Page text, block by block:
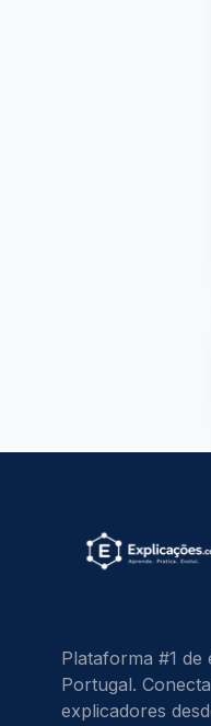
Plataforma #1 de
Portugal.
explicadores